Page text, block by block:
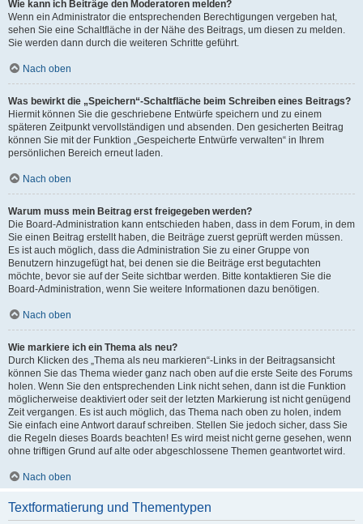
Wie kann ich Beiträge den Moderatoren melden?
Wenn ein Administrator die entsprechenden Berechtigungen vergeben hat,
sehen Sie eine Schaltfläche in der Nähe des Beitrags, um diesen zu melden.
Sie werden dann durch die weiteren Schritte geführt.
Nach oben
Was bewirkt die „Speichern“-Schaltfläche beim Schreiben eines Beitrags?
Hiermit können Sie die geschriebene Entwürfe speichern und zu einem
späteren Zeitpunkt vervollständigen und absenden. Den gesicherten Beitrag
können Sie mit der Funktion „Gespeicherte Entwürfe verwalten“ in Ihrem
persönlichen Bereich erneut laden.
Nach oben
Warum muss mein Beitrag erst freigegeben werden?
Die Board-Administration kann entschieden haben, dass in dem Forum, in dem
Sie einen Beitrag erstellt haben, die Beiträge zuerst geprüft werden müssen.
Es ist auch möglich, dass die Administration Sie zu einer Gruppe von
Benutzern hinzugefügt hat, bei denen sie die Beiträge erst begutachten
möchte, bevor sie auf der Seite sichtbar werden. Bitte kontaktieren Sie die
Board-Administration, wenn Sie weitere Informationen dazu benötigen.
Nach oben
Wie markiere ich ein Thema als neu?
Durch Klicken des „Thema als neu markieren“-Links in der Beitragsansicht
können Sie das Thema wieder ganz nach oben auf die erste Seite des Forums
holen. Wenn Sie den entsprechenden Link nicht sehen, dann ist die Funktion
möglicherweise deaktiviert oder seit der letzten Markierung ist nicht genügend
Zeit vergangen. Es ist auch möglich, das Thema nach oben zu holen, indem
Sie einfach eine Antwort darauf schreiben. Stellen Sie jedoch sicher, dass Sie
die Regeln dieses Boards beachten! Es wird meist nicht gerne gesehen, wenn
ohne triftigen Grund auf alte oder abgeschlossene Themen geantwortet wird.
Nach oben
Textformatierung und Thementypen